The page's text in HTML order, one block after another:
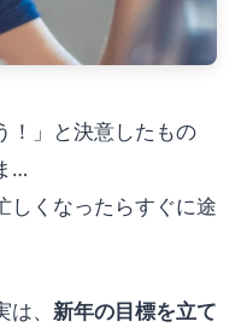
！」と決意したもの
…
しくなったらすぐに途
、 新年の目標を立て